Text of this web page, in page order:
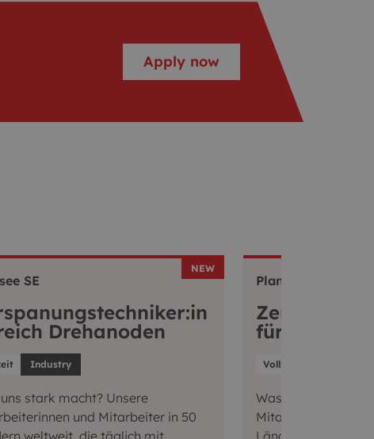
Apply now
SE
Drehanoden
Industry
stark macht? Unsere
und Mitarbeiter in 50
NEW
Plansee SE
für den
Vollzeit
Was uns stark
Mitarbeiterinnen